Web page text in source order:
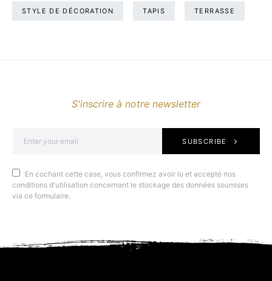
STYLE DE DÉCORATION TAPIS TERRASSE
S'inscrire à notre newsletter
SUBSCRIBE
En cochant cette case, vous confirmez avoir lu et accepté nos
conditions d'utilisation concernant le stockage des données soumises
via ce formulaire.